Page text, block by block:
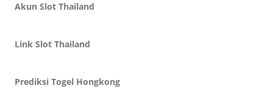
Akun Slot Thailand
Link Slot Thailand
Prediksi Togel Hongkong